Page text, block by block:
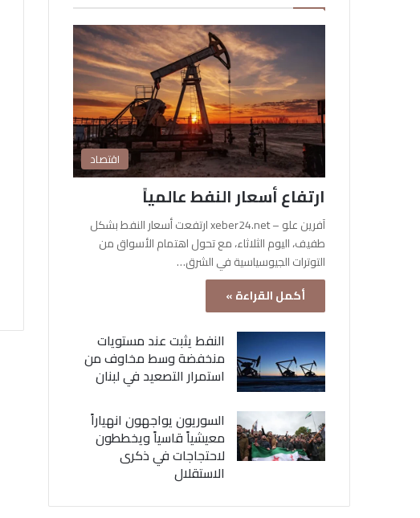
اقتصاد
ارتفاع أسعار النفط عالمياً
آفرين علو – xeber24.net ارتفعت أسعار النفط بشكل
طفيف، اليوم الثلاثاء، مع تحول اهتمام الأسواق من
التوترات الجيوسياسية في الشرق…
أكمل القراءة »
النفط يثبت عند مستويات
منخفضة وسط مخاوف من
استمرار التصعيد في لبنان
السوريون يواجهون انهياراً
معيشياً قاسياً ويخططون
لاحتجاجات في ذكرى
الاستقلال